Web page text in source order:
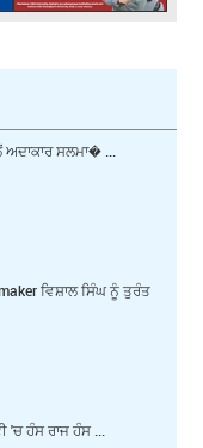
ਸਲਮਾ� ...
ਵਿਸ਼ਾਲ ਸਿੰਘ ਨੂੰ ਤੁਰੰਤ
ਹੰਸ ਰਾਜ ਹੰਸ ...